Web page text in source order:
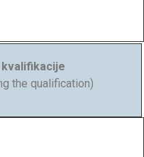
kvalifikacije
the qualification)